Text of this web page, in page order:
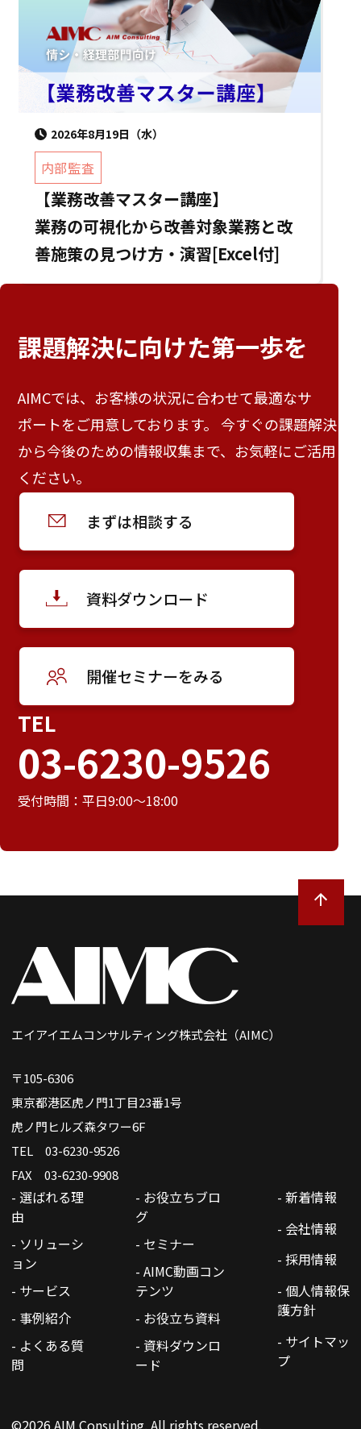
2026年8月19日（水）
内部監査
【業務改善マスター講座】
業務の可視化から改善対象業務と改
善施策の見つけ方・演習[Excel付]
課題解決に向けた第一歩を
AIMCでは、お客様の状況に合わせて最適なサ
ポートをご用意しております。 今すぐの課題解決
から今後のための情報収集まで、お気軽にご活用
ください。
まずは相談する
資料ダウンロード
開催セミナーをみる
TEL
03-6230-9526
受付時間：平日9:00～18:00
エイアイエムコンサルティング株式会社（AIMC）
〒105-6306
東京都港区虎ノ門1丁目23番1号
虎ノ門ヒルズ森タワー6F
TEL 03-6230-9526
FAX 03-6230-9908
- 選ばれる理
由
- ソリューシ
ョン
- サービス
- 事例紹介
- よくある質
問
- お役立ちブロ
グ
- セミナー
- AIMC動画コン
テンツ
- お役立ち資料
- 資料ダウンロ
ード
- 新着情報
- 会社情報
- 採用情報
- 個人情報保
護方針
- サイトマッ
プ
©2026 AIM Consulting. All rights reserved.